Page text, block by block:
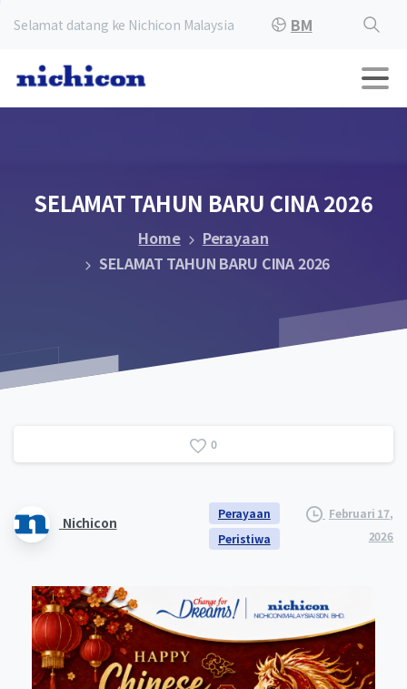
Selamat datang ke Nichicon Malaysia BM
SELAMATTAHUN BARU CINA2026
Home
Perayaan
SELAMAT TAHUN BARU CINA 2026
0
Nichicon
Perayaan
Peristiwa
Februari 17,
2026